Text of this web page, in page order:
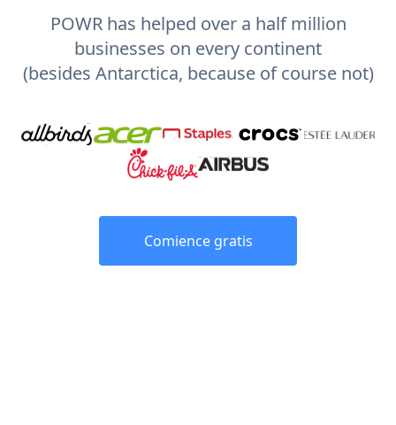
POWR has helped over a half million
businesses on every continent
(besides Antarctica, because of course not)
Comience gratis